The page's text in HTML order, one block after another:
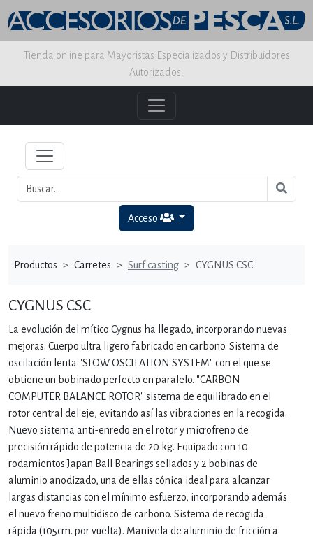
Tienda online para Mayoristas Especializados y Distribuidores
Autorizados.
Acceso
Productos Carretes Surf casting CYGNUS CSC
CYGNUS CSC
La evolución del mítico Cygnus ha llegado, incorporando nuevas
mejoras. Cuerpo ultra ligero fabricado en carbono. Sistema de
oscilación lenta "SLOW OSCILATION SYSTEM" con el que se
obtiene un bobinado perfecto en paralelo. "CARBON
COMPUTER BALANCE ROTOR" sistema de equilibrado en el
rotor central del eje, evitando así las vibraciones en la recogida.
Nuevo sistema anti-enredo en el rotor y microfreno de
precisión rápido de potencia de 20 kg. Equipado con 10
rodamientos Japan Ball Bearings sellados y 2 bobinas de
aluminio anodizado, una de ellas cónica ideal para alcanzar
largas distancias con el mínimo esfuerzo, incorporando además
el nuevo freno multidisco de carbono. Sistema de recogida
rápida (105cm. por vuelta). Manivela de aluminio de fricción a